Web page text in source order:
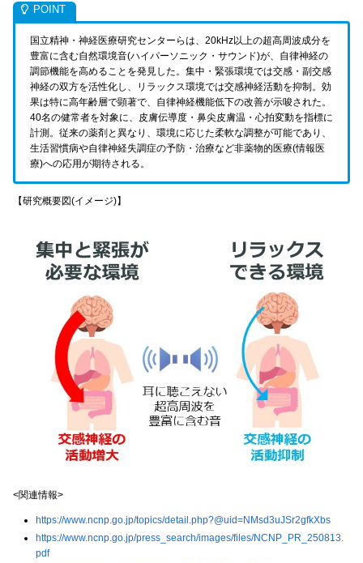
国立精神・神経医療研究センターらは、20kHz以上の超高周波成分を
豊富に含む自然環境音(ハイパーソニック・サウンド)が、自律神経の
調節機能を高めることを発見した。集中・緊張環境では交感・副交感
神経の双方を活性化し、リラックス環境では交感神経活動を抑制。効
果は特に高年齢層で顕著で、自律神経機能低下の改善が示唆された。
40名の健常者を対象に、皮膚伝導度・鼻尖皮膚温・心拍変動を指標に
計測。従来の薬剤と異なり、環境に応じた柔軟な調整が可能であり、
生活習慣病や自律神経失調症の予防・治療など非薬物的医療(情報医
療)への応用が期待される。
【研究概要図(イメージ)】
<関連情報>
https://www.ncnp.go.jp/topics/detail.php?@uid=NMsd3uJSr2gfkXbs
https://www.ncnp.go.jp/press_search/images/files/NCNP_PR_250813.
pdf